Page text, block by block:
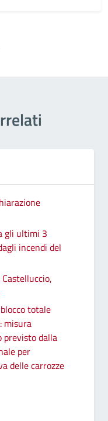
gli ultimi 3
incendi del
totale
misura
previsto dalla
per
delle carrozze